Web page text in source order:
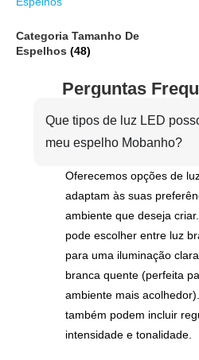
Categoria Tamanho De
Espelhos (48)
Perguntas
Que tipos de luz LED
meu espelho Mobanho?
Oferecemos opções de
adaptam às suas
ambiente que deseja
pode escolher entre luz
para uma iluminação
branca quente (perfeita
ambiente mais
também podem incluir
intensidade e tonalidade.